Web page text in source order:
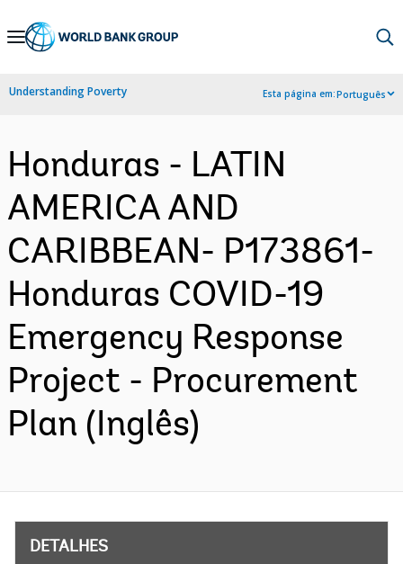
Skip
Navigation
Understanding Poverty Esta página em:Português
Honduras - LATIN
AMERICA AND
CARIBBEAN- P173861-
Honduras COVID-19
Emergency Response
Project - Procurement
Plan (Inglês)
DETALHES